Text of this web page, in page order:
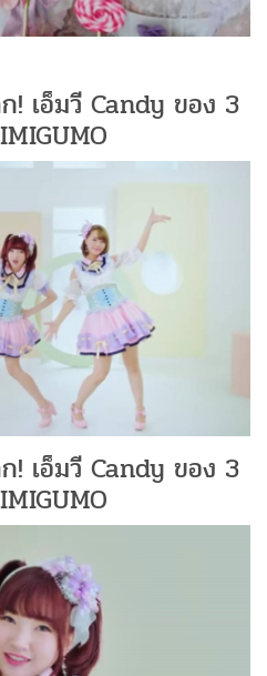
! เอ็มวี Candy ของ 3
! เอ็มวี Candy ของ 3